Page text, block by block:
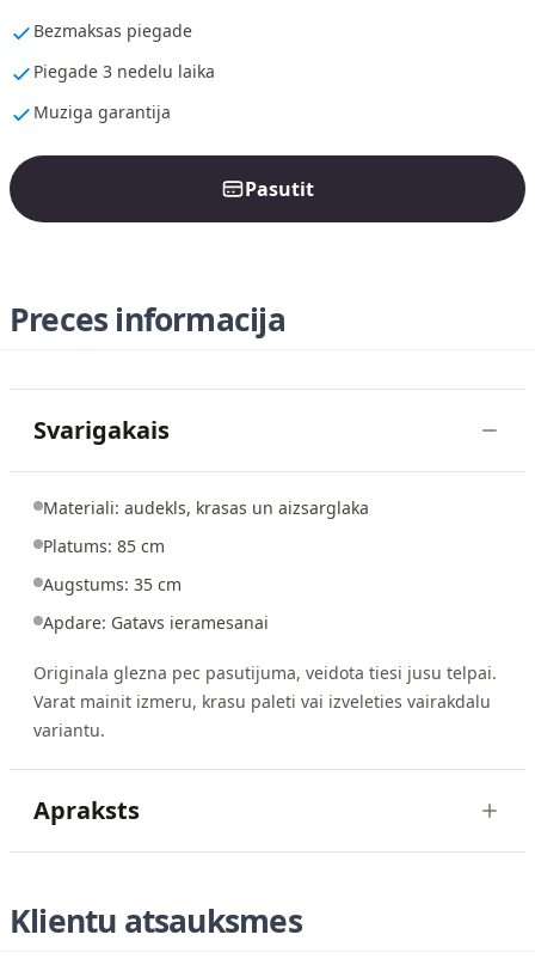
Bezmaksas piegade
Piegade 3 nedelu laika
Muziga garantija
Pasutit
Preces informacija
Svarigakais
Materiali: audekls, krasas un aizsarglaka
Platums: 85 cm
Augstums: 35 cm
Apdare: Gatavs ieramesanai
Originala glezna pec pasutijuma, veidota tiesi jusu telpai.
Varat mainit izmeru, krasu paleti vai izveleties vairakdalu
variantu.
Apraksts
Klientu atsauksmes